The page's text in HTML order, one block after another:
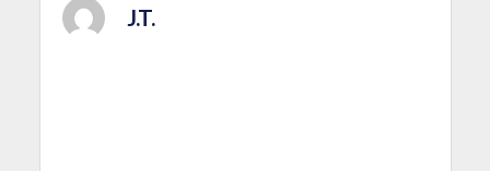
J.T.